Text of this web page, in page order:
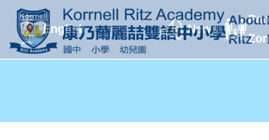
中
文
English News
About
Ritz